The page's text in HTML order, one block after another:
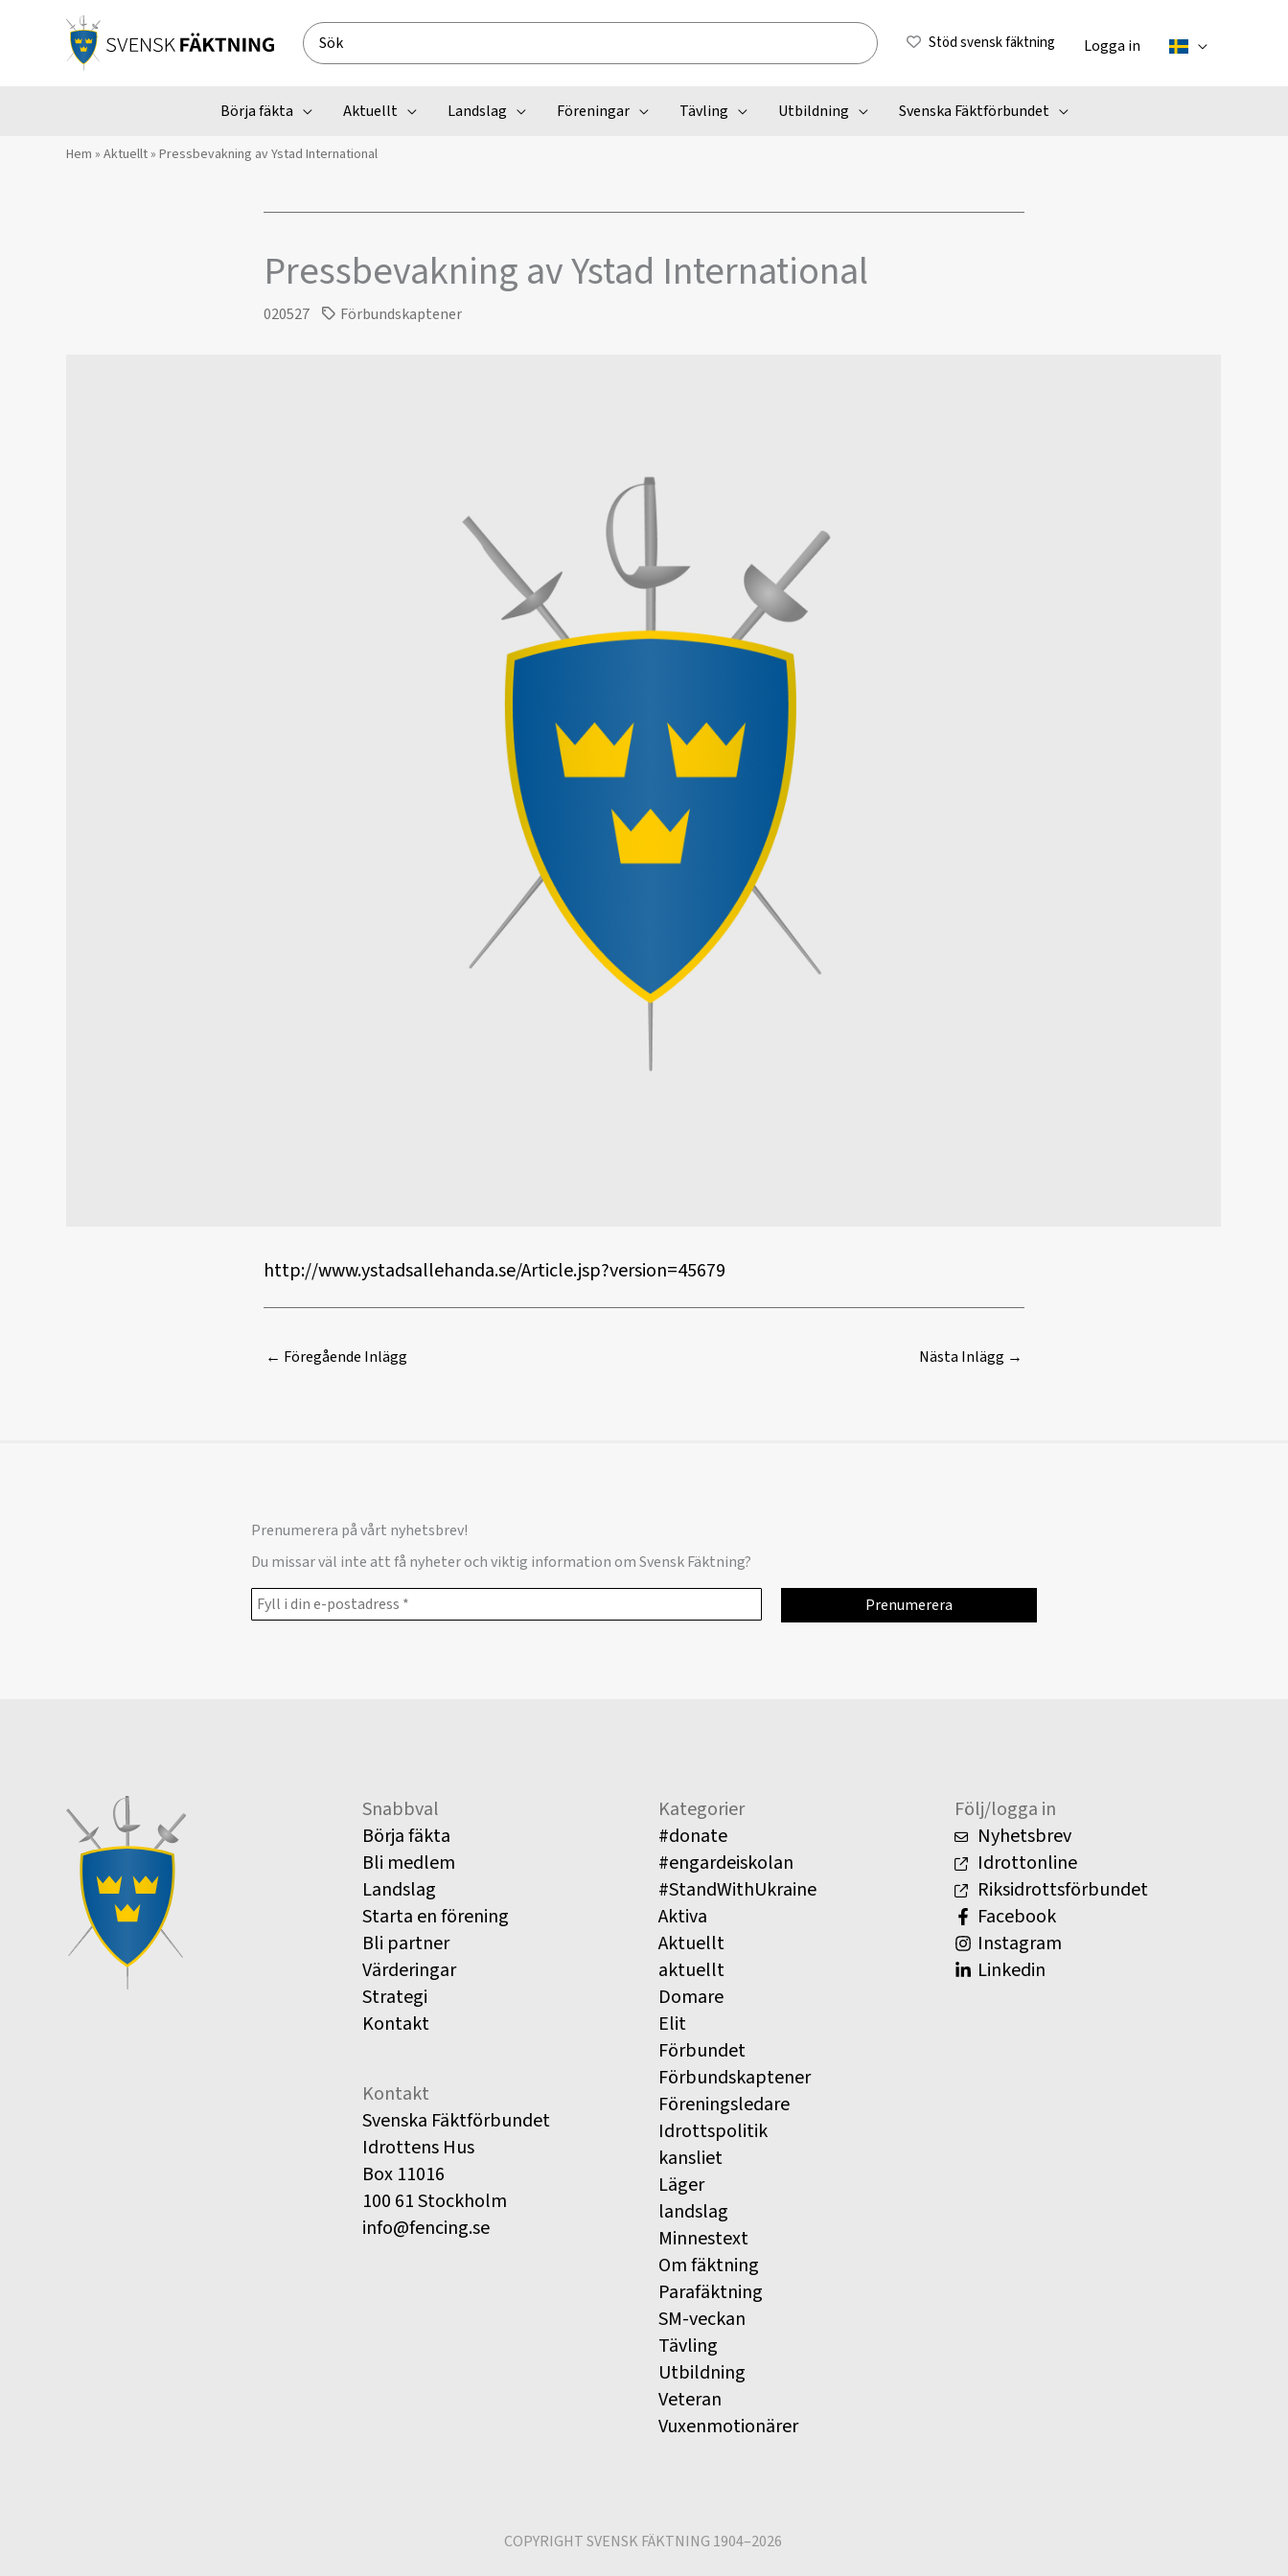
Search
for:
Stöd svensk fäktning Logga in
Börja fäkta Aktuellt Landslag Föreningar Tävling Utbildning Svenska Fäktförbundet
Hem » Aktuellt» Pressbevakning av Ystad International
Pressbevakning av Ystad International
020527 Förbundskaptener
http://www.ystadsallehanda.se/Article.jsp?version=45679
← Föregående Inlägg Nästa Inlägg →
Prenumerera på vårt nyhetsbrev!
Du missar väl inte att få nyheter och viktig information om Svensk Fäktning?
Snabbval
Börja fäkta
Bli medlem
Landslag
Starta en förening
Bli partner
Värderingar
Strategi
Kontakt
Kontakt
Svenska Fäktförbundet
Idrottens Hus
Box 11016
100 61 Stockholm
info@fencing.se
Kategorier
#donate
#engardeiskolan
#StandWithUkraine
Aktiva
Aktuellt
aktuellt
Domare
Elit
Förbundet
Förbundskaptener
Föreningsledare
Idrottspolitik
kansliet
Läger
landslag
Minnestext
Om fäktning
Parafäktning
SM-veckan
Tävling
Utbildning
Veteran
Vuxenmotionärer
Följ/logga in
Nyhetsbrev
Idrottonline
Riksidrottsförbundet
Facebook
Instagram
Linkedin
COPYRIGHT SVENSK FÄKTNING 1904–2026